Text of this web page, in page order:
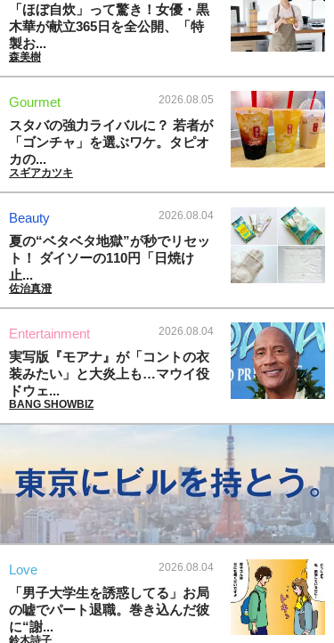
「ほぼ自炊」って驚き！女優・黒
木華が献立365日を全公開、「特
製お...
森美樹
Gourmet 2026.08.05
スタバの強力ライバルに？ 若者が
「ゴンチャ」を選ぶワケ。タピオ
カの...
スギアカツキ
Beauty 2026.08.04
夏の“ベタベタ地獄”が秒でリセッ
ト！ ダイソーの110円「日焼け
止...
佐治真澄
Entertainment 2026.08.04
実写版『モアナ』が「コントの衣
装みたい」と大炎上も…マウイ役
ドウェ...
BANG SHOWBIZ
Love 2026.08.04
「男子大学生を誘惑してる」お局
の嘘でパート退職。巻き込んだ彼
に“謝...